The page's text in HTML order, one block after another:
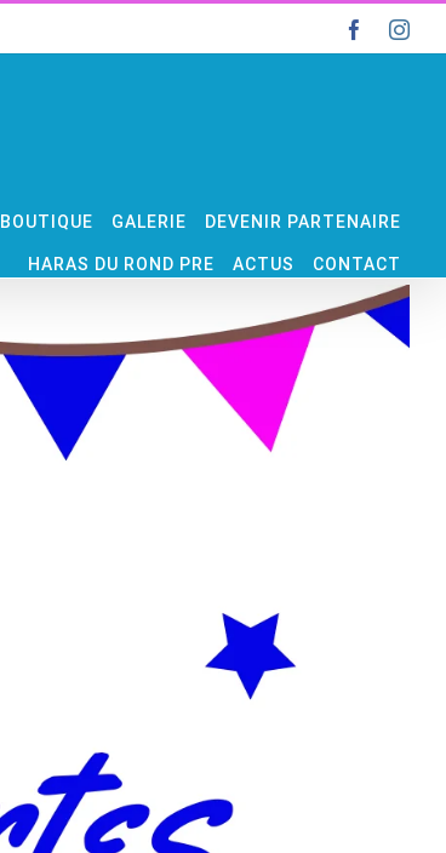
Facebook
BOUTIQUE GALERIE DEVENIR PARTENAIRE
HARAS DU ROND PRE ACTUS CONTACT